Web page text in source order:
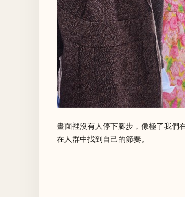
畫面裡沒有人停下腳步，像極了我們
在人群中找到自己的節奏。